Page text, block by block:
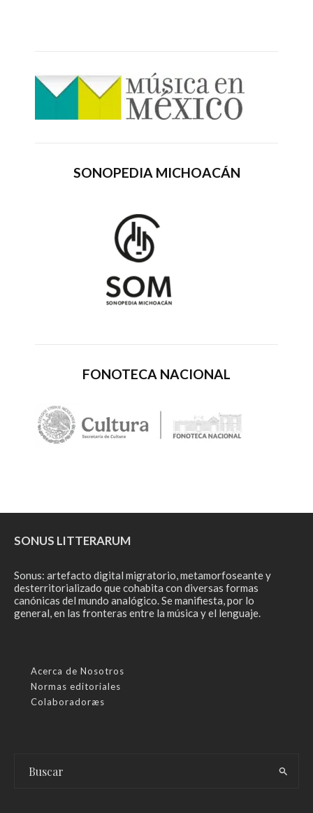
SONOPEDIA MICHOACÁN
FONOTECA NACIONAL
SONUS LITTERARUM
Sonus: artefacto digital migratorio, metamorfoseante y
desterritorializado que cohabita con diversas formas
canónicas del mundo analógico. Se manifiesta, por lo
general, en las fronteras entre la música y el lenguaje.
Acerca de Nosotros
Normas editoriales
Colaboradoræs